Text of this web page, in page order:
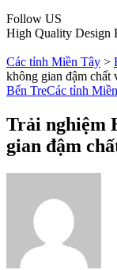
Follow US
High Quality Design
Các tỉnh Miền Tây >
không gian đậm chất
Bến TreCác tỉnh
Trải nghiệm
gian đậm